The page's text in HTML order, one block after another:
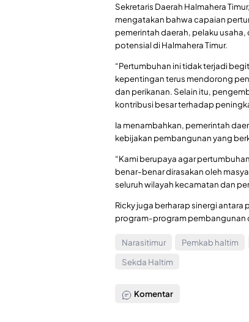
Sekretaris Daerah Halmahera
mengatakan bahwa capaian
pemerintah daerah, pelaku
potensial di Halmahera Timur.
“Pertumbuhan ini tidak terjadi
kepentingan terus mendorong
dan perikanan. Selain itu,
kontribusi besar terhadap
Ia menambahkan, pemerintah
kebijakan pembangunan yang
“Kami berupaya agar
benar-benar dirasakan oleh
seluruh wilayah kecamatan dan
Ricky juga berharap sinergi
program-program pembangunan
Narasitimur Pemkab haltim
Sekda Haltim
Komentar